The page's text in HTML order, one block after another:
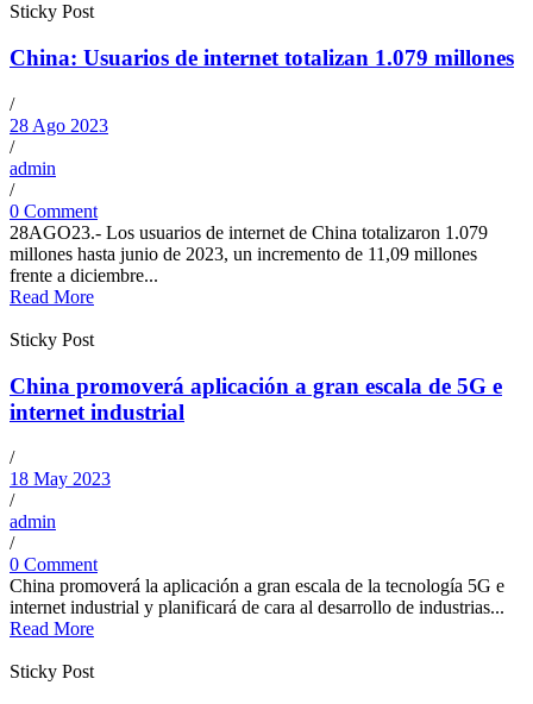
Sticky Post
China: Usuarios de internet totalizan 1.079 millones
/
28 Ago 2023
/
admin
/
0 Comment
28AGO23.- Los usuarios de internet de China totalizaron 1.079
millones hasta junio de 2023, un incremento de 11,09 millones
frente a diciembre...
Read More
Sticky Post
China promoverá aplicación a gran escala de 5G e
internet industrial
/
18 May 2023
/
admin
/
0 Comment
China promoverá la aplicación a gran escala de la tecnología 5G e
internet industrial y planificará de cara al desarrollo de industrias...
Read More
Sticky Post